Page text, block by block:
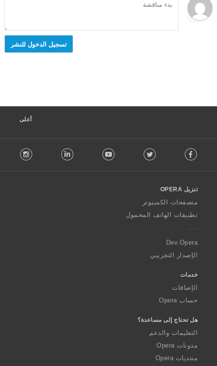
تسجيل الدخول للنشر
أعلى
o
w
O
a
Facebook
Twitter
Youtube
LinkedIn
تنزيل OPERA
متصفحات الكمبيوتر
تطبيقات الهاتف المحمول
Dev.Opera
الإصدار التجريبي
خدمات
الإضافات
حساب Opera
هل تحتاج إلى مساعدة؟
التعليمات والدعم
مدونات Opera
منتديات Opera